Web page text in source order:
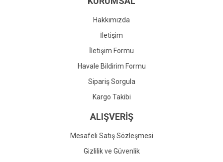
Gönder
Hakkımızda
İletişim
İletişim Formu
Havale Bildirim Formu
Sipariş Sorgula
Kargo Takibi
ALIŞVERİŞ
Mesafeli Satış Sözleşmesi
Gizlilik ve Güvenlik